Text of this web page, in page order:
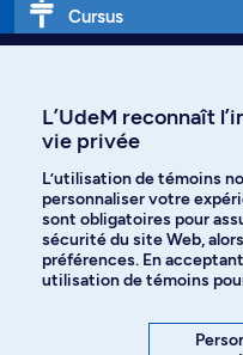
Cursus
Langues
Facebook
L’UdeM reconnaît
vie privée
L’utilisation de témoins
personnaliser votre
sont obligatoires pour
sécurité du site Web,
préférences. En
utilisation de témoins